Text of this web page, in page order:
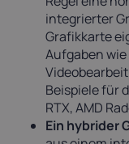
integrierter
Grafikkarte
Aufgaben
Beispiele für
RTX, AMD
Ein hybrider